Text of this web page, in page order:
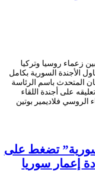
زعماء روسيا وتركيا
الأجندة السورية بكامل
المتحدث باسم الرئاسة
على أجندة اللقاء
الروسي فلاديمير بوتين
تضغط على
إعمار سوريا